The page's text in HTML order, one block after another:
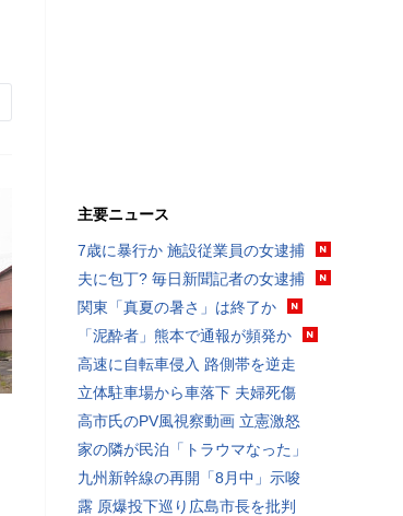
主要ニュース
7歳に暴行か 施設従業員の女逮捕
夫に包丁? 毎日新聞記者の女逮捕
関東「真夏の暑さ」は終了か
「泥酔者」熊本で通報が頻発か
高速に自転車侵入 路側帯を逆走
立体駐車場から車落下 夫婦死傷
高市氏のPV風視察動画 立憲激怒
家の隣が民泊「トラウマなった」
九州新幹線の再開「8月中」示唆
露 原爆投下巡り広島市長を批判